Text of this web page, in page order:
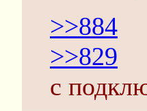
>>884
>>829
с